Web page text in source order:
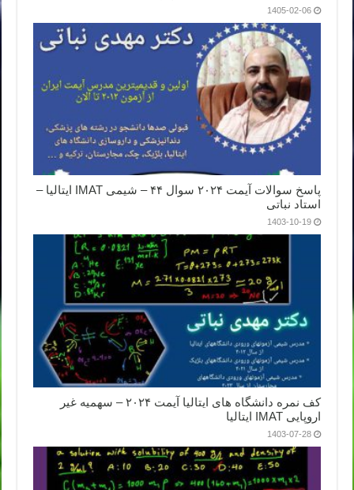
1405-02-06
پاسخ سوالات آیمت ۲۰۲۴ سوال ۴۴ – شیمی IMAT ایتالیا –
استاد نباتی
1403-10-19
کف نمره دانشگاه های ایتالیا آیمت ۲۰۲۴ – سهمیه غیر
اروپایی IMAT ایتالیا
1403-07-28